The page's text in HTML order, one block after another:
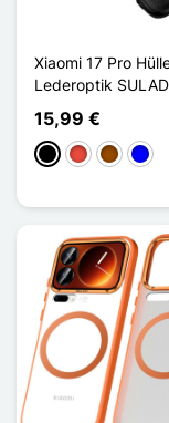
Xiaomi 17 Pro
Lederoptik
15,99 €
Schwarz
Rot BraunBlau